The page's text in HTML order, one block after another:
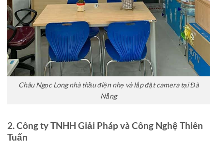
Châu Ngọc Long nhà thầu điện nhẹ và lắp đặt camera tại Đà
Nẵng
2. Công ty TNHH Giải Pháp và Công Nghệ Thiên
Tuấn